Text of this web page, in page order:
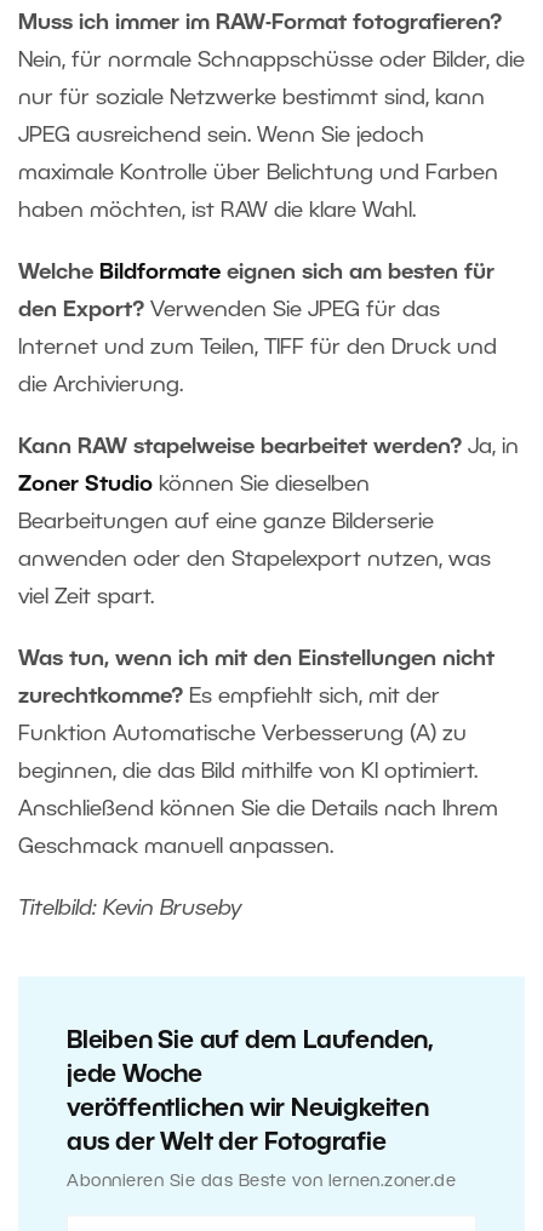
Muss ich immer im RAW-Format fotografieren?
Nein, für normale Schnappschüsse oder Bilder, die
nur für soziale Netzwerke bestimmt sind, kann
JPEG ausreichend sein. Wenn Sie jedoch
maximale Kontrolle über Belichtung und Farben
haben möchten, ist RAW die klare Wahl.
Welche Bildformate eignen sich am besten für
den Export? Verwenden Sie JPEG für das
Internet und zum Teilen, TIFF für den Druck und
die Archivierung.
Kann RAW stapelweise bearbeitet werden? Ja, in
Zoner Studio können Sie dieselben
Bearbeitungen auf eine ganze Bilderserie
anwenden oder den Stapelexport nutzen, was
viel Zeit spart.
Was tun, wenn ich mit den Einstellungen nicht
zurechtkomme? Es empfiehlt sich, mit der
Funktion Automatische Verbesserung (A) zu
beginnen, die das Bild mithilfe von KI optimiert.
Anschließend können Sie die Details nach Ihrem
Geschmack manuell anpassen.
Titelbild: Kevin Bruseby
Bleiben Sie auf dem Laufenden,
jede Woche
veröffentlichen wir Neuigkeiten
aus der Welt der Fotografie
Abonnieren Sie das Beste von lernen.zoner.de